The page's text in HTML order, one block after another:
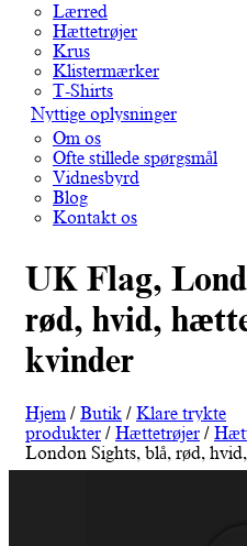
Lærred
Hættetrøjer
Krus
Klistermærker
T-Shirts
Nyttige oplysninger
Om os
Ofte stillede spørgsmål
Vidnesbyrd
Blog
Kontakt os
UK Flag,
rød, hvid,
kvinder
Hjem / Butik / Klare trykte
produkter / Hættetrøjer /
London Sights, blå, rød,